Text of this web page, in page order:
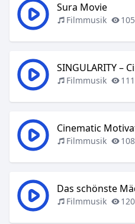
Sura Movie
Filmmusik
SINGULARITY –
Filmmusik
Cinematic
Filmmusik
Das schönste
Filmmusik